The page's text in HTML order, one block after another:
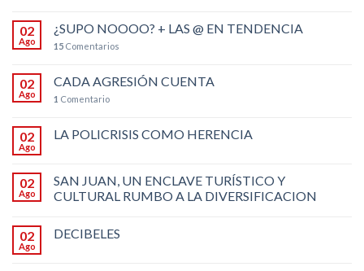
02
Ago
¿SUPO NOOOO? + LAS @ EN TENDENCIA
15 Comentarios
02
Ago
CADA AGRESIÓN CUENTA
1 Comentario
02
Ago
LA POLICRISIS COMO HERENCIA
02
Ago
SAN JUAN, UN ENCLAVE TURÍSTICO Y
CULTURAL RUMBO A LA DIVERSIFICACION
02
Ago
DECIBELES